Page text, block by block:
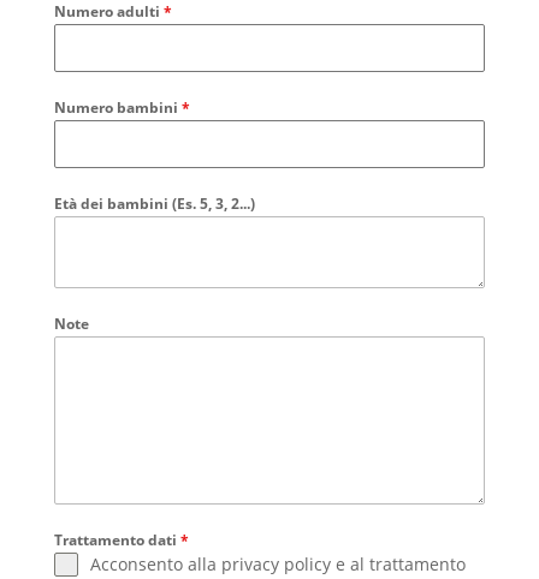
Numero adulti *
Numero bambini *
Età dei bambini (Es. 5, 3, 2...)
Note
Trattamento dati *
Acconsento alla privacy policye al trattamento